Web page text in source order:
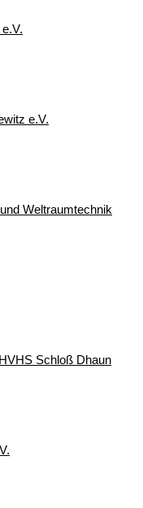
e.V.
Weltraumtechnik
Schloß Dhaun